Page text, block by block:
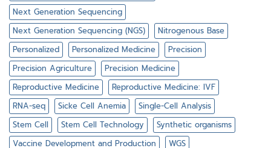
Next Generation Sequencing
Next Generation Sequencing (NGS)
Nitrogenous Base
Personalized
Personalized Medicine
Precision
Precision Agriculture
Precision Medicine
Reproductive Medicine
Reproductive Medicine: IVF
RNA-seq
Sicke Cell Anemia
Single-Cell Analysis
Stem Cell
Stem Cell Technology
Synthetic organisms
Vaccine Development and Production
WGS